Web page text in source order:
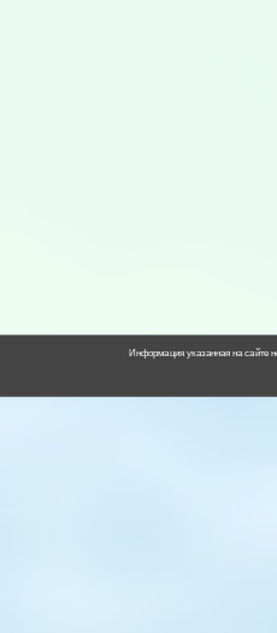
Информация указанная на сайте